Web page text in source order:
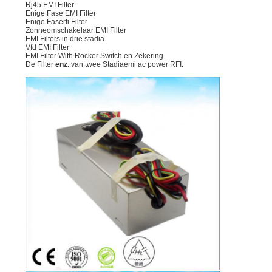
Rj45 EMI Filter
Enige Fase EMI Filter
Enige Faserfi Filter
Zonneomschakelaar EMI Filter
EMI Filters in drie stadia
Vfd EMI Filter
EMI Filter With Rocker Switch en Zekering
De Filter enz.van twee Stadiaemi ac power RFI.